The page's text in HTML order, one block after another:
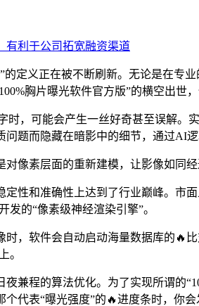
定义正在被不断刷新。无论是在专
胸片曝光软件官方版”的横空出世
时，可能会产生一丝好奇甚至误解
题而隐藏在暗影中的细节，通过AI逻
像素层面的重新建模，让影像如同
性和准确性上达到了行业巅峰。市
发的“像素级神经渲染引擎”。
，软件会自动启动海量数据库的🔥
。
兼程的算法优化。为了实现所谓的
代表“曝光强度”的🔥进度条时，你